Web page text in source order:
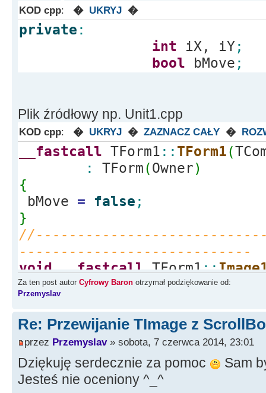
KOD cpp: � UKRYJ �
private :
int iX, iY;
bool bMove ;
Plik źródłowy np. Unit1.cpp
KOD cpp: � UKRYJ � ZAZNACZ CAŁY �
__fastcall TForm1 :: TForm1(
:
TForm(Owner)
{
bMove = false ;
}
----------------------------
void
__fastcall TForm1 ::
*Sender, TMouseButton
{
iX =X ;
iY
;
bMove= true;
}
Za ten post autor Cyfrowy Baron otrzymał podziękowanie od:
Przemyslav
Re: Przewijanie TImage z
przez Przemyslav» sobota, 7 czerwca 2014, 23:01
Dziękuję serdecznie za pomoc
Sam
Jesteś nie oceniony ^_^